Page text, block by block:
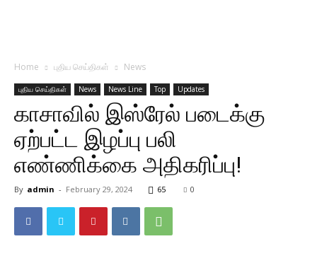
Home புதிய செய்திகள் News
புதிய செய்திகள் News News Line Top Updates
காசாவில் இஸ்ரேல் படைக்கு
ஏற்பட்ட இழப்பு பலி
எண்ணிக்கை அதிகரிப்பு!
By admin - February 29, 2024 65 0